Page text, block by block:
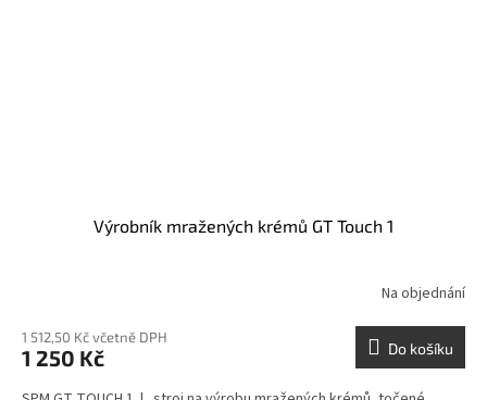
Výrobník mražených krémů GT Touch 1
Na objednání
1 512,50 Kč včetně DPH
1 250 Kč Do košíku